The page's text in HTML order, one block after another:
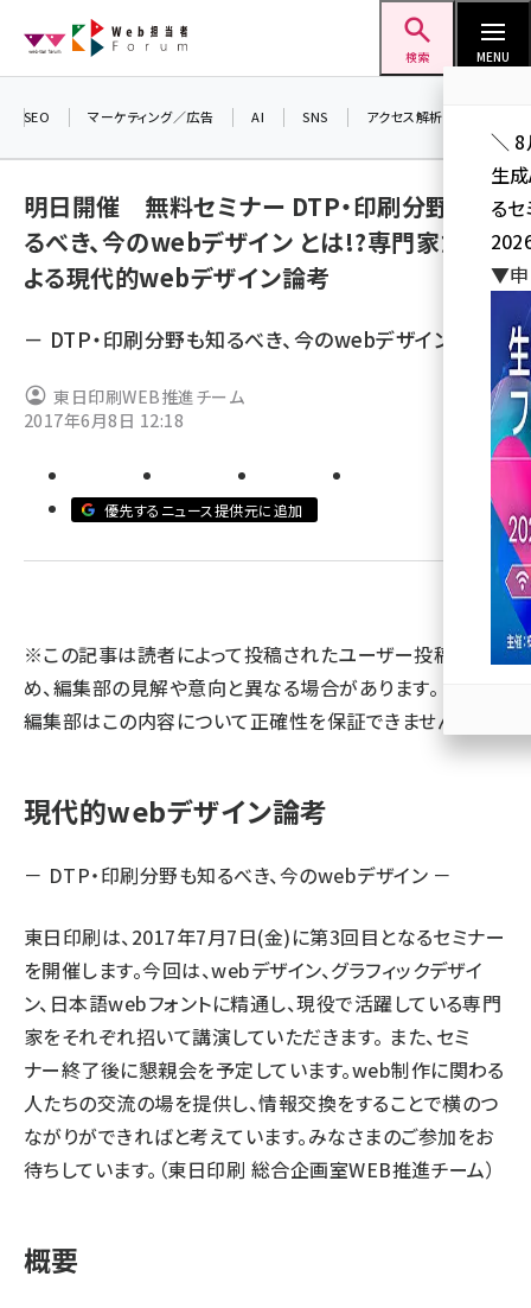
ン
検索 MENU
seo (3526)
youtube (2434)
note (2312)
z世代 (1622)
SEO マーケティング／広告 AI SNS アクセス解析／データ分析
明日開催 無料セミナー DTP・印刷分野も知
るべき、今のwebデザイン とは!?専門家たちに
よる現代的webデザイン論考
－ DTP・印刷分野も知るべき、今のwebデザイン －
東日印刷WEB推進チーム
2017年6月8日 12:18
優先するニュース提供元に追加
※この記事は読者によって投稿されたユーザー投稿のた
め、編集部の見解や意向と異なる場合があります。 また、
編集部はこの内容について正確性を保証できません。
現代的webデザイン論考
－ DTP・印刷分野も知るべき、今のwebデザイン －
東日印刷は、2017年7月7日(金)に第3回目となるセミナー
を開催します。今回は、webデザイン、グラフィックデザイ
ン、日本語webフォントに精通し、現役で活躍している専門
家をそれぞれ招いて講演していただきます。 また、セミ
ナー終了後に懇親会を予定しています。web制作に関わる
人たちの交流の場を提供し、情報交換をすることで横のつ
ながりができればと考えています。みなさまのご参加をお
待ちしています。（東日印刷 総合企画室WEB推進チーム）
概要
＼ 8
生
る
▼申